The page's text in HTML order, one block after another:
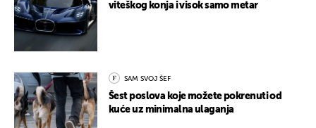
viteškog konja i visok samo metar
SAM SVOJ ŠEF
Šest poslova koje možete pokrenuti od
kuće uz minimalna ulaganja